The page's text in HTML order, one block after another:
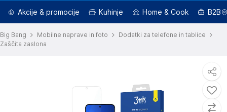
Akcije & promocije Kuhinje Home & Cook B2B
Big Bang Mobilne naprave in foto
Dodatki za telefone in tablice
Zaščita zaslona